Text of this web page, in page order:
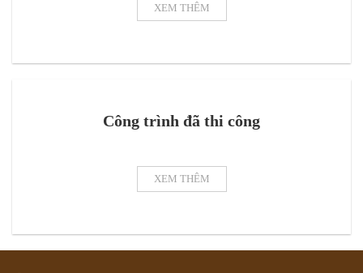
XEM THÊM
Công trình đã thi công
XEM THÊM